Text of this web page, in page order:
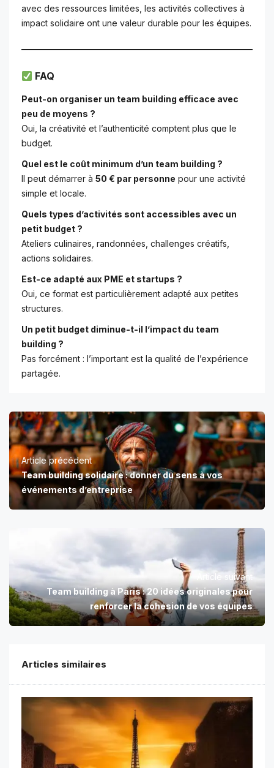
avec des ressources limitées, les activités collectives à
impact solidaire ont une valeur durable pour les équipes.
FAQ
Peut-on organiser un team building efficace avec
peu de moyens ?
Oui, la créativité et l’authenticité comptent plus que le
budget.
Quel est le coût minimum d’un team building ?
Il peut démarrer à 50 € par personne pour une activité
simple et locale.
Quels types d’activités sont accessibles avec un
petit budget ?
Ateliers culinaires, randonnées, challenges créatifs,
actions solidaires.
Est-ce adapté aux PME et startups ?
Oui, ce format est particulièrement adapté aux petites
structures.
Un petit budget diminue-t-il l’impact du team
building ?
Pas forcément : l’important est la qualité de l’expérience
partagée.
Article précédent
Team building solidaire : donner du sens à vos
événements d’entreprise
Article suivant
Team building à Paris : 20 idées originales pour
renforcer la cohésion de vos équipes
Articles similaires